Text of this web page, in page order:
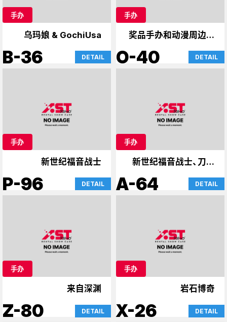
手办
乌玛娘 & GochiUsa
B-36 DETAIL
手办
奖品手办和动漫周边商
品
O-40 DETAIL
手办
新世纪福音战士
P-96 DETAIL
手办
新世纪福音战士、刀剑
神域、案件
A-64 DETAIL
手办
来自深渊
Z-80 DETAIL
手办
岩石博奇
X-26 DETAIL